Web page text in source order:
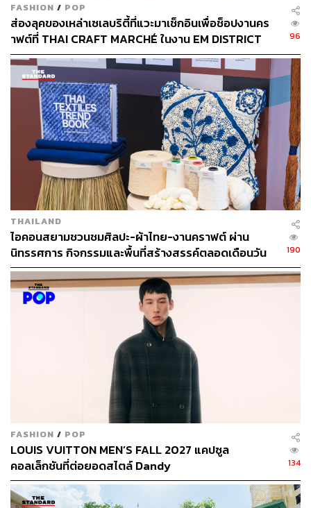
3.1 Phillip Lim
แบรนด์แรกที่คุณเอมมี่แนะนำ คือ 3.1 Phillip Lim โดย
แบรนด์นี้เป็นแบรนด์ที่มีการดีไซน์สินค้าแต่ละชิ้นออกมาให้ดู
มีความเรียบ รายละเอียดไม่ต้องเยอะมากแต่ใช้งานได้เรื่อยๆ
คุณเอมมี่บอกว่ารู้จักและเป็นแฟนคลับแบรนด์นี้มาตั้งแต่สมัย
เขาเริ่มขายใน Club21 และเธอชอบที่ดีไซน์ของแต่ละไอเทม
ดูจากภายนอกให้ความรู้สึกที่ยังเด็ก แต่ก็มั่นคงน่าเชื่อถือ
ทำให้ใช้งานได้ทุกวัน
FASHION / POP
ส่องลุคของเหล่าเซเลบริตี้ที่แวะมาเช็กอินเพื่อช็อปงานคร
าฟต์ที่ THAI CRAFT MARCHÉ ในงาน EM DISTRICT
SENSE OF THAI 2026 [PR NEWS]
96
THAILAND
ไอคอนสยามชวนชมศิลปะ-ผ้าไทย-งานคราฟต์ ผ่าน
นิทรรศการ กิจกรรมและพื้นที่สร้างสรรค์ตลอดเดือนวัน
แม่ [ADVERTORIAL]
190
FASHION / POP
LOUIS VUITTON MEN’S FALL 2027 แคปซูล
คอลเล็กชันที่ต่อยอดสไตล์ Dandy
134